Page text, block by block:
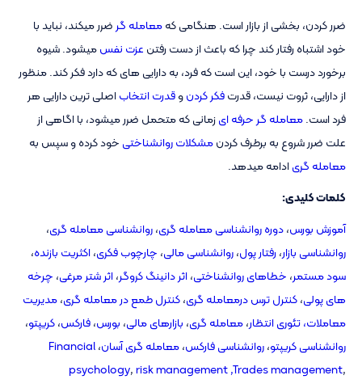
ضرر کردن، بخشی از بازار است. هنگامی کهمعامله گر ضرر میکند، نباید با
خود اشتباه رفتار کند چرا که باعث از دست رفتن عزت نفسمیشود. شیوه
برخورد درست با خود، این است که فرد، به دارایی های که دارد فکر کند. منظور
از دارایی، ثروت نیست، قدرتفکر کردنوقدرت انتخاباصلی ترین دارایی هر
فرد است.معامله گر حرفه ایزمانی که متحمل ضرر میشود، با اگاهی از
علت ضرر شروع به برطرف کردنمشکلات روانشناختی خود کرده و سپس به
معامله گریادامه میدهد.
کلمات کلیدی:
آموزش بورس،دوره روانشناسی معامله گری،روانشناسی معامله گری،
روانشناسی بازار،رفتار پول،روانشناسی مالی، چارچوب فکری،اکثریت بازنده،
سود مستمر، خطاهای روانشناختی،اثر دانینگ کروگر،اثر شتر مرغی، چرخه
های پولی،کنترل ترس درمعامله گری،کنترل طمع در معامله گری،مدیریت
معاملات،تئوری انتظار،معامله گری، بازارهای مالی، بورس،فارکس،کریپتو،
روانشناسی کریپتو،روانشناسی فارکس،معامله گری آسان،Financial
psychology,risk management ,Trades management,